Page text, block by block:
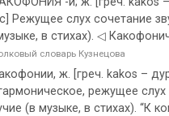
Режущее слух сочетание
в стихах). ◁
словарь Кузнецова
ж. [греч. kakos –
режущее слух
(в музыке, в стихах). “К